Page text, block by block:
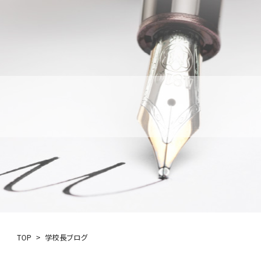
TOP 学校長ブログ